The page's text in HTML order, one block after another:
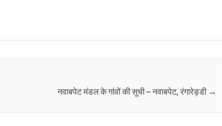
नवाबपेट मंडल के गांवों की सूची – नवाबपेट, रंगारेड्डी →